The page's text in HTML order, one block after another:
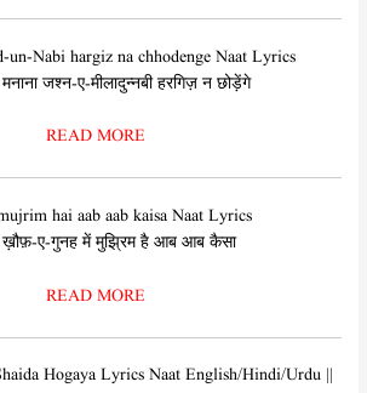
un-Nabi hargiz na chhodenge Naat Lyrics
जश्न-ए-मीलादुन्नबी हरगिज़ न छोड़ेंगे
READ MORE
hai aab aab kaisa Naat Lyrics
ए-गुनह में मुझ्रिम है आब आब कैसा
READ MORE
Hogaya Lyrics Naat English/Hindi/Urdu ||